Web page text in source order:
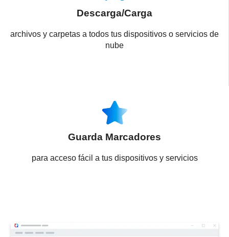
Descarga/Carga
archivos y carpetas a todos tus dispositivos o servicios de
nube
Guarda Marcadores
para acceso fácil a tus dispositivos y servicios